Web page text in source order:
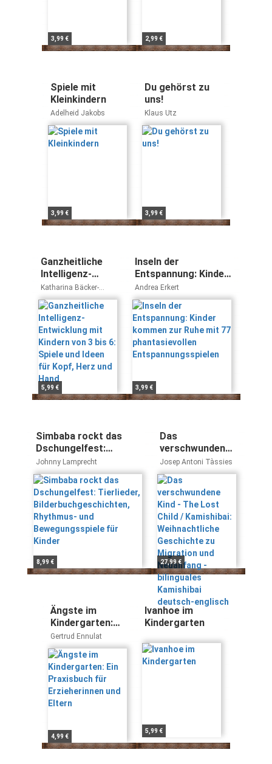
3,99 € 2,99 €
Spiele mit
Kleinkindern
Adelheid Jakobs
3,99 €
Du gehörst zu
uns!
Klaus Utz
3,99 €
Ganzheitliche
Intelligenz-
Entwicklung mit
Kindern von 3 bis
6: Spiele und
Ideen für Kopf,
Herz und Hand
Katharina Bäcker-
Braun
5,99 €
Inseln der
Entspannung: Kinder
kommen zur Ruhe
mit 77
phantasievollen
Entspannungsspielen
Andrea Erkert
3,99 €
Simbaba rockt das
Dschungelfest:
Tierlieder,
Bilderbuchgeschichten,
Rhythmus- und
Bewegungsspiele für
Kinder
Johnny Lamprecht
8,99 €
Das
verschwundene
Kind - The Lost
Child /
Kamishibai:
Weihnachtliche
Geschichte zu
Migration und
Neuanfang -
bilinguales
Kamishibai
deutsch-
englisch
Josep Antoni Tàssies
27,99 €
Ängste im
Kindergarten:
Ein Praxisbuch
für
Erzieherinnen
und Eltern
Gertrud Ennulat
4,99 €
Ivanhoe im
Kindergarten
5,99 €